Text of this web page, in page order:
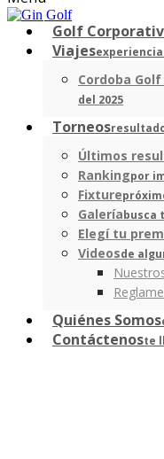
Golf
Viajes
Cordoba
del 2025
Torneos
Últimos
Rankingpor
Fixture
Galeríabusca
Elegí tu
Videosde
Quiénes Somos
Contáctenoste